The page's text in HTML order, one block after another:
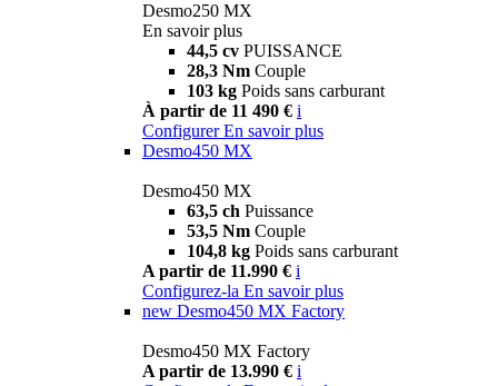
Desmo250 MX
En savoir plus
44,5 cv PUISSANCE
28,3 Nm Couple
103 kg Poids sans carburant
À partir de 11 490 € i
Configurer En savoir plus
Desmo450 MX
Desmo450 MX
63,5 ch Puissance
53,5 Nm Couple
104,8 kg Poids sans carburant
A partir de 11.990 € i
Configurez-la En savoir plus
new Desmo450 MX Factory
Desmo450 MX Factory
A partir de 13.990 € i